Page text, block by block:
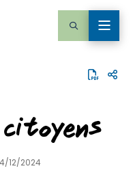
citoyens
12/2024